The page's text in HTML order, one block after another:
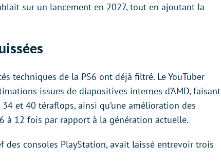
sur un lancement en 2027, tout en ajoutant la
techniques de la PS6 ont déjà filtré. Le YouTuber
issues de diapositives internes d’AMD, faisant
et 40 téraflops, ainsi qu’une amélioration des
à 12 fois par rapport à la génération actuelle.
des consoles PlayStation, avait laissé entrevoir trois